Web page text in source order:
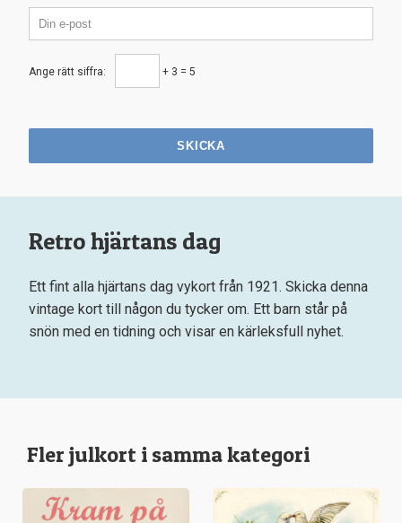
Ange rätt siffra: + 3 = 5
SKICKA
Retro hjärtans dag
Ett fint alla hjärtans dag vykort från 1921. Skicka denna
vintage kort till någon du tycker om. Ett barn står på
snön med en tidning och visar en kärleksfull nyhet.
Fler julkort i samma kategori